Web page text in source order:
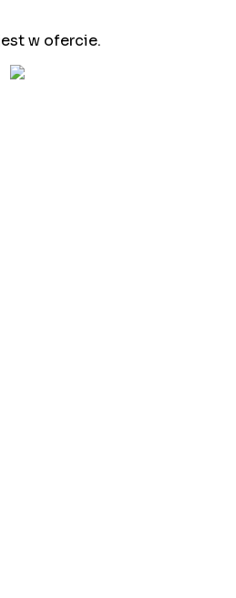
w ofercie.